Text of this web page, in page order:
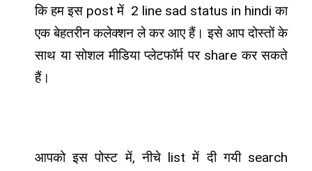
कि हम इस post में 2 line sad status in hindi का
एक बेहतरीन कलेक्शन ले कर आए हैं। इसे आप दोस्तों के
साथ या सोशल मीडिया प्लेटफॉर्म पर share कर सकते
हैं।
आपको इस पोस्ट में, नीचे list में दी गयी search